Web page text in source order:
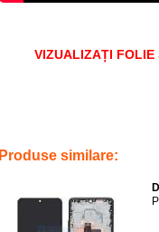
VIZUALIZAȚI FOLIE
Produse similare: